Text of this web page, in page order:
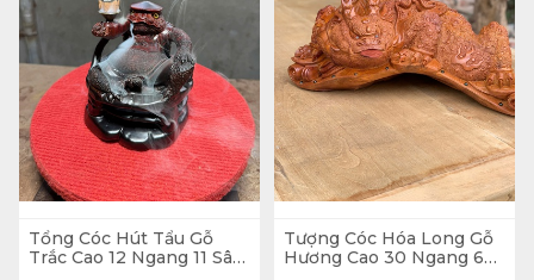
Tổng Cóc Hút Tẩu Gỗ
Trắc Cao 12 Ngang 11 Sâu
Tượng Cóc Hóa Long Gỗ
Hương Cao 30 Ngang 68